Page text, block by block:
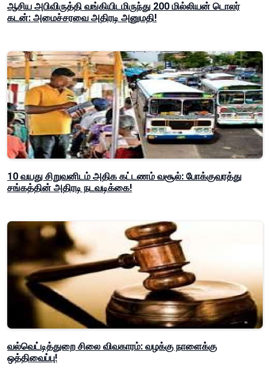
ஆசிய அபிவிருத்தி வங்கியிடமிருந்து 200 மில்லியன் டொலர்
கடன்: அமைச்சரவை அதிரடி அனுமதி!
10 வயது சிறுவனிடம் அதிக கட்டணம் வசூல்: போக்குவரத்து
சங்கத்தின் அதிரடி நடவடிக்கை!
வல்வெட்டித்துறை சிலை விவகாரம்: வழக்கு நாளைக்கு
ஒத்திவைப்பு!